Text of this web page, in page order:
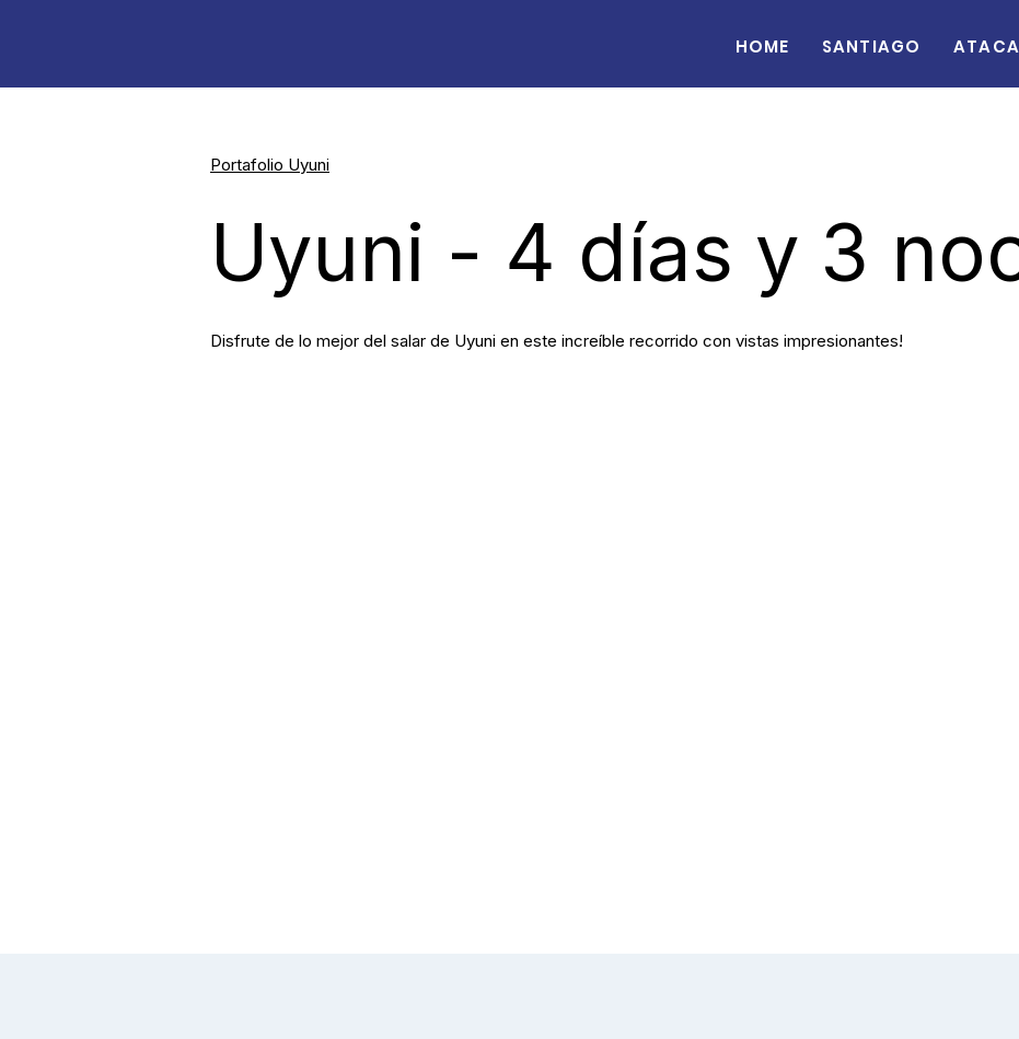
Home Santiago
Portafolio Uyuni
Uyuni - 4 días y 3
Disfrute de lo mejor del salar de Uyuni en este increíble recorrido con vistas impresionantes!